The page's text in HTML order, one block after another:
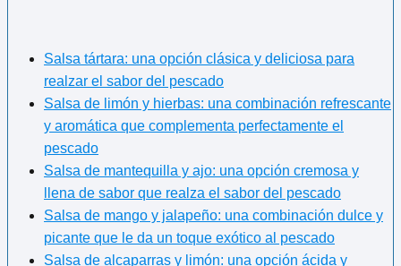
Salsa tártara: una opción clásica y deliciosa para
realzar el sabor del pescado
Salsa de limón y hierbas: una combinación refrescante
y aromática que complementa perfectamente el
pescado
Salsa de mantequilla y ajo: una opción cremosa y
llena de sabor que realza el sabor del pescado
Salsa de mango y jalapeño: una combinación dulce y
picante que le da un toque exótico al pescado
Salsa de alcaparras y limón: una opción ácida y